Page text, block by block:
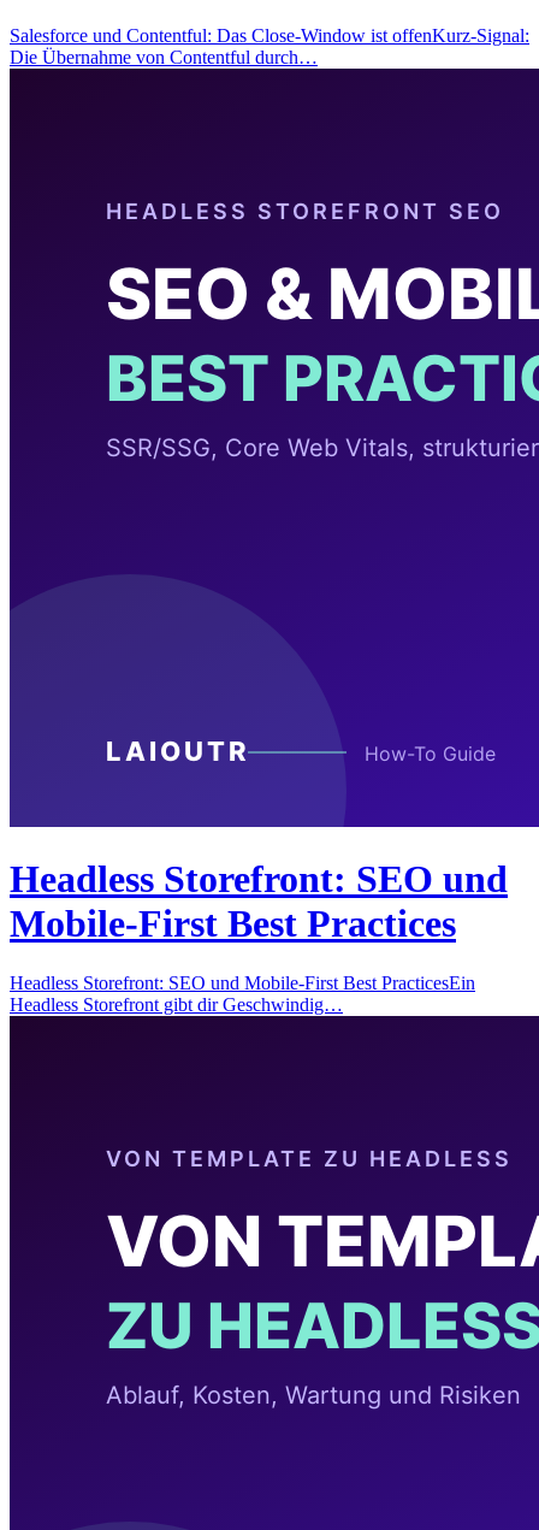
Salesforce und Contentful: Das Close-Window ist offenKurz-Signal:
Die Übernahme von Contentful durch…
Headless Storefront: SEO und
Mobile-First Best Practices
Headless Storefront: SEO und Mobile-First Best PracticesEin
Headless Storefront gibt dir Geschwindig…